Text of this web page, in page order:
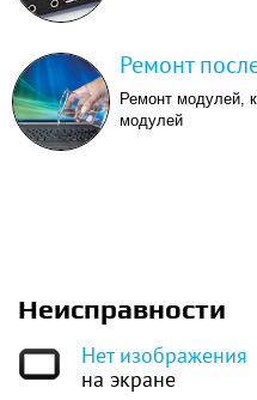
Ремонт
Ремонт модулей,
модулей
Неисправности
Нет изображения
на экране